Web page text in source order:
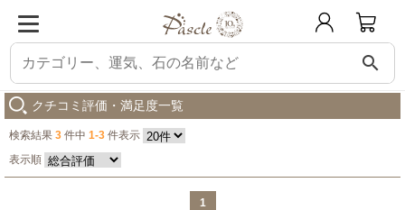
search
パスクル 【粒売り/バラ売り】ホワイトバッファロー（ワイルドホース） 8mm
クチコミ評価・満足度一覧
検索結果 3 件中 1-3 件表示
表示順
1